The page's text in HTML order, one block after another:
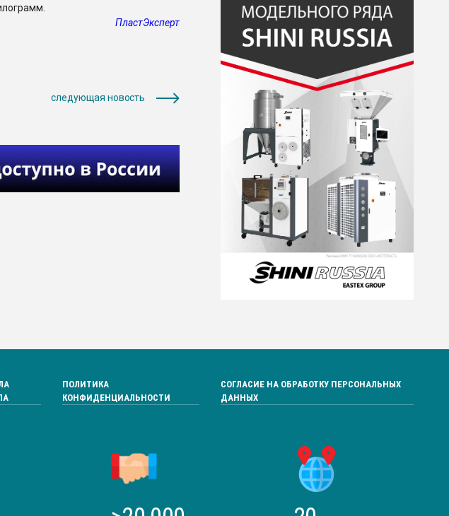
ПластЭксперт
следующая новость
ПОЛИТИКА
КОНФИДЕНЦИАЛЬНОСТИ
СОГЛАСИЕ НА ОБРАБОТКУ ПЕРСОНАЛЬНЫХ
ДАННЫХ